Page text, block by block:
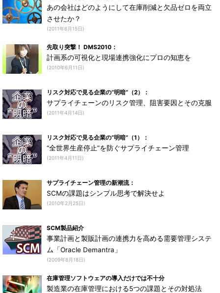
あの会社はどのようにして在庫削減と欠品ゼロを両立
させたか？
(2011年6月15日)
先取り突撃！ DMS2010：
計画系の可視化と現場連携強化にプロの知恵を
(2010年6月11日)
リスク対応で見る企業の“明暗”（2）：
サプライチェーンのリスク管理、阻害要因とその克服
(2011年4月14日)
リスク対応で見る企業の“明暗”（1）：
“全世界生産停止”を防ぐサプライチェーン管理
(2011年4月11日)
サプライチェーン管理の新潮流：
SCMの課題はシンプル思考で解決せよ
(2010年2月25日)
SCM製品紹介
事業計画と製販計画の連携力を高める需要管理システ
ム「Oracle Demantra」
(2009年8月18日)
在庫管理ソフトウェアの導入だけでは不十分
製造業の在庫管理における5つの課題とその対処法